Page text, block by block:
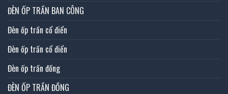
ĐÈN ỐP TRẦN BAN CÔNG
Đèn ốp trần cổ điển
Đèn ốp trần cổ điển
Đèn ốp trần đồng
ĐÈN ỐP TRẦN ĐỒNG